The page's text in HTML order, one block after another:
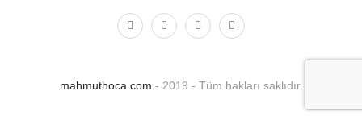
mahmuthoca.com - 2019 - Tüm hakları saklıdır.